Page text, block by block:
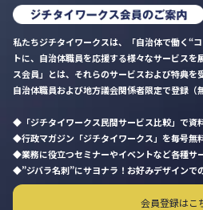
私たちジチタイワークスは、「自治体で働く“
トに、自治体職員を応援する様々なサービスを
ス会員」とは、それらのサービスおよび特典
自治体職員および地方議会関係者限定で登録（
「ジチタイワークス民間サービス比較」で
行政マガジン「ジチタイワークス」を毎号無
業務に役立つセミナーやイベントなど各種サ
”ジバラ名刺”にサヨナラ！お好みデザインで
会員登録はこ